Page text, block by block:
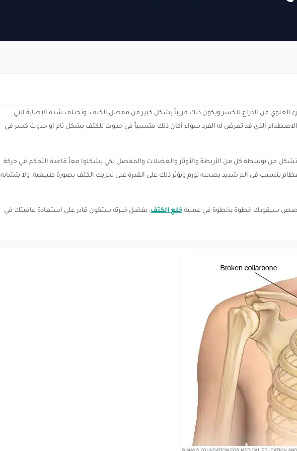
من الذراع للكسر ويكون ذلك قريباً بشكل كبير من مفصل الكتف، وتختلف شدة الإصابة التي
الذي قد تعرض له الفرد سواء أكان ذلك متسبباً في حدوث للكتف بشكل تام أو حدوث كسر في
تتشكل من بوسطة كل من الأربطة والأوتار والعضلات والمفصل لكي يشكلوا معاً قاعدة التحكم في حركة
يتسبب في ألم شديد يصحبه تورم ويؤثر ذلك على القدرة على تحريك الكتف بصورة طبيعية، ولا يتشابه
سيقودك خطوة بخطوة في عملية خلع الكتف، بفضل خبرته ستكون قادر على استعادة عافيتك في